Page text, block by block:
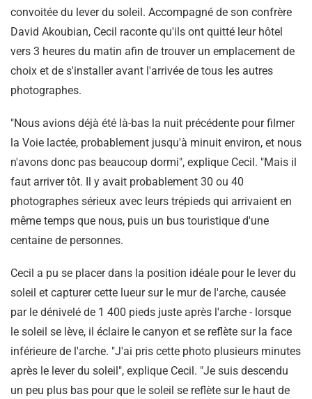
convoitée du lever du soleil. Accompagné de son confrère
David Akoubian, Cecil raconte qu'ils ont quitté leur hôtel
vers 3 heures du matin afin de trouver un emplacement de
choix et de s'installer avant l'arrivée de tous les autres
photographes.
"Nous avions déjà été là-bas la nuit précédente pour filmer
la Voie lactée, probablement jusqu'à minuit environ, et nous
n'avons donc pas beaucoup dormi", explique Cecil. "Mais il
faut arriver tôt. Il y avait probablement 30 ou 40
photographes sérieux avec leurs trépieds qui arrivaient en
même temps que nous, puis un bus touristique d'une
centaine de personnes.
Cecil a pu se placer dans la position idéale pour le lever du
soleil et capturer cette lueur sur le mur de l'arche, causée
par le dénivelé de 1 400 pieds juste après l'arche - lorsque
le soleil se lève, il éclaire le canyon et se reflète sur la face
inférieure de l'arche. "J'ai pris cette photo plusieurs minutes
après le lever du soleil", explique Cecil. "Je suis descendu
un peu plus bas pour que le soleil se reflète sur le haut de